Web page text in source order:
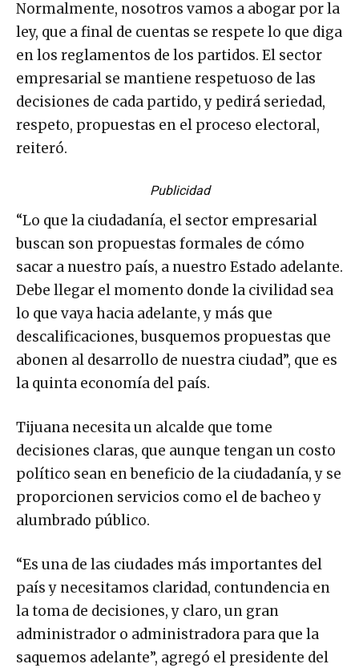
Normalmente, nosotros vamos a abogar por la
ley, que a final de cuentas se respete lo que diga
en los reglamentos de los partidos. El sector
empresarial se mantiene respetuoso de las
decisiones de cada partido, y pedirá seriedad,
respeto, propuestas en el proceso electoral,
reiteró.
Publicidad
“Lo que la ciudadanía, el sector empresarial
buscan son propuestas formales de cómo
sacar a nuestro país, a nuestro Estado adelante.
Debe llegar el momento donde la civilidad sea
lo que vaya hacia adelante, y más que
descalificaciones, busquemos propuestas que
abonen al desarrollo de nuestra ciudad”, que es
la quinta economía del país.
Tijuana necesita un alcalde que tome
decisiones claras, que aunque tengan un costo
político sean en beneficio de la ciudadanía, y se
proporcionen servicios como el de bacheo y
alumbrado público.
“Es una de las ciudades más importantes del
país y necesitamos claridad, contundencia en
la toma de decisiones, y claro, un gran
administrador o administradora para que la
saquemos adelante”, agregó el presidente del